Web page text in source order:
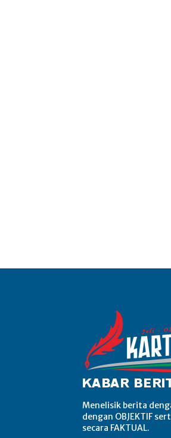
Menelisik berita
dengan OBJEKTIF
secara FAKTUAL.